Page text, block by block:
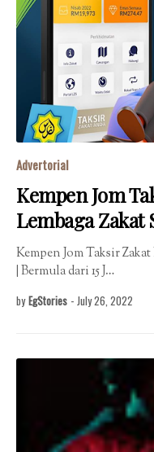
Advertorial
Kempen Jom
Lembaga Zakat
Kempen Jom Taksir
| Bermula dari 15 J…
by EgStories - July 26, 2022